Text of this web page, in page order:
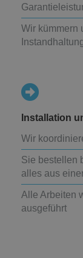
Wir kümmern
Installation
Wir
Sie bestellen
alles aus
Alle Arbeiten
ausgeführt